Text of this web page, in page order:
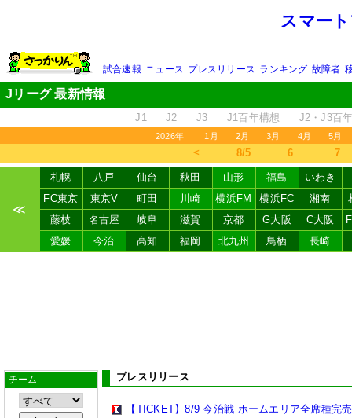
スマー
試合速報 ニュース プレスリリース ランキング 故障者
Jリーグ 最新情報
J1 J2 J3 J1百年構想 J2・J3百
2026年 1月 2月 3月 4月 5月
＜ 8/5 6 7
≪
札幌 八戸 仙台 秋田 山形 福島
いわき
FC東京
東京V 町田 川崎 横浜FM 横浜FC 湘南
藤枝
名古屋 岐阜 滋賀 京都 G大阪 C大阪
愛媛
今治 高知 福岡 北九州 鳥栖 長崎
チーム プレスリリース
【TICKET】8/9 今治戦 ホームエリア全席種完